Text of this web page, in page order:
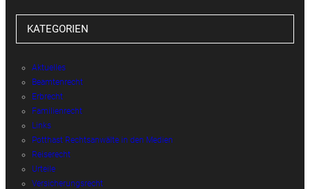
KATEGORIEN
Aktuelles
Beamtenrecht
Erbrecht
Familienrecht
Links
Potthast Rechtsanwälte in den Medien
Reiserecht
Urteile
Versicherungsrecht